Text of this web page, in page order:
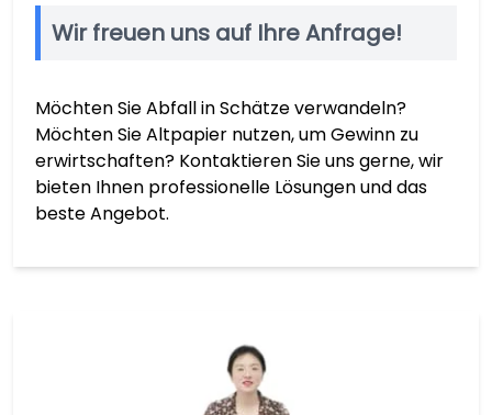
Wir freuen uns auf Ihre Anfrage!
Möchten Sie Abfall in Schätze verwandeln?
Möchten Sie Altpapier nutzen, um Gewinn zu
erwirtschaften? Kontaktieren Sie uns gerne, wir
bieten Ihnen professionelle Lösungen und das
beste Angebot.